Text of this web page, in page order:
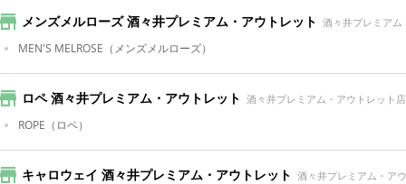
メンズメルローズ 酒々井プレミアム・アウトレット 酒々井プレミア
MEN'S MELROSE （メンズメルローズ）
ロペ 酒々井プレミアム・アウトレット 酒々井プレミアム・アウトレット店
ROPE （ロペ）
キャロウェイ 酒々井プレミアム・アウトレット 酒々井プレミアム・ア